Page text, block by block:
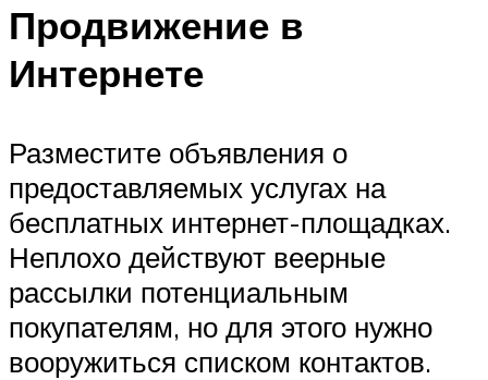
Продвижение в
Интернете
Разместите объявления о
предоставляемых услугах на
бесплатных интернет-площадках.
Неплохо действуют веерные
рассылки потенциальным
покупателям, но для этого нужно
вооружиться списком контактов.